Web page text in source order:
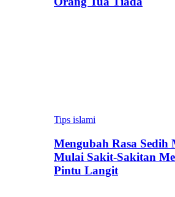
Tips islami
Mengubah Rasa Sedih
Mulai Sakit-Sakitan
Pintu Langit